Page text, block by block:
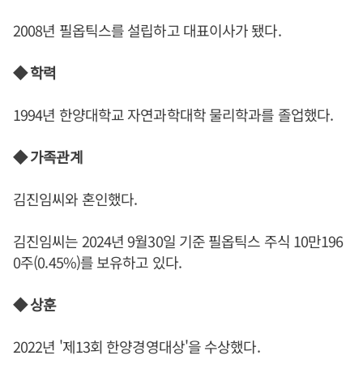
2008년 필옵틱스를 설립하고 대표이사가 됐다.
◆ 학력
1994년 한양대학교 자연과학대학 물리학과를 졸업했다.
◆ 가족관계
김진임씨와 혼인했다.
김진임씨는 2024년 9월30일 기준 필옵틱스 주식 10만196
0주(0.45%)를 보유하고 있다.
◆ 상훈
2022년 '제13회 한양경영대상'을 수상했다.